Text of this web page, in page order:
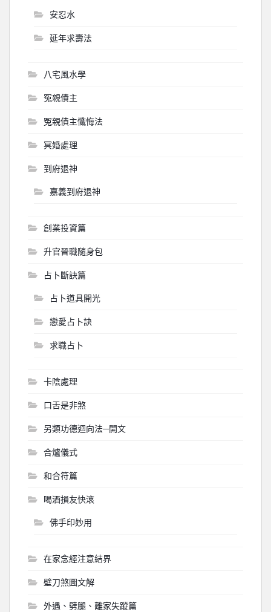
安忍水
延年求壽法
八宅風水學
冤親債主
冤親債主懺悔法
冥婚處理
到府退神
嘉義到府退神
創業投資篇
升官晉職隨身包
占卜斷訣篇
占卜道具開光
戀愛占卜訣
求職占卜
卡陰處理
口舌是非煞
另類功德迴向法─開文
合爐儀式
和合符篇
喝酒損友快滾
佛手印妙用
在家念經注意結界
壁刀煞圖文解
外遇、劈腿、離家失蹤篇